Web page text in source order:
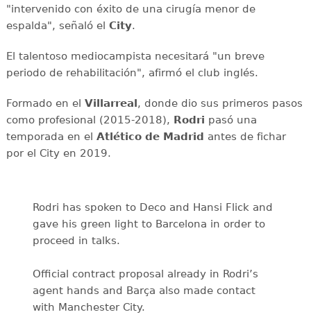
"intervenido con éxito de una cirugía menor de
espalda", señaló el City.
El talentoso mediocampista necesitará "un breve
periodo de rehabilitación", afirmó el club inglés.
Formado en el Villarreal, donde dio sus primeros pasos
como profesional (2015-2018), Rodri pasó una
temporada en el Atlético de Madrid antes de fichar
por el City en 2019.
Rodri has spoken to Deco and Hansi Flick and
gave his green light to Barcelona in order to
proceed in talks.
Official contract proposal already in Rodri’s
agent hands and Barça also made contact
with Manchester City.